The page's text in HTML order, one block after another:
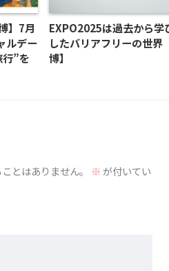
】7月
ルデー
”を
EXPO2025は過去から
したバリアフリーの世界
博】
とはありません。 ※が付いてい